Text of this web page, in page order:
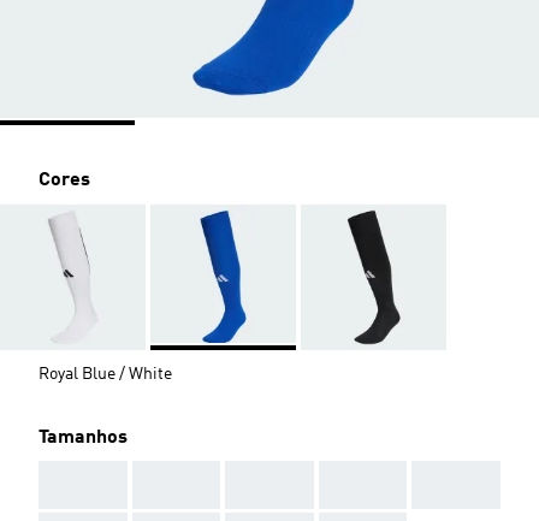
Cores
Royal Blue / White
Tamanhos